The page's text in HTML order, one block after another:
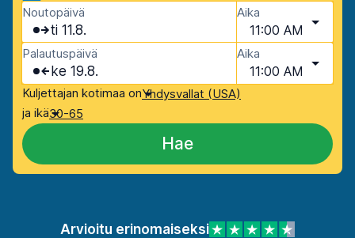
Noutopäivä
ti 11.8.
Aika
11:00 AM
Palautuspäivä
ke 19.8.
Aika
11:00 AM
Kuljettajan kotimaa onYhdysvallat (USA)
ja ikä30-65
Hae
Arvioitu erinomaiseksi